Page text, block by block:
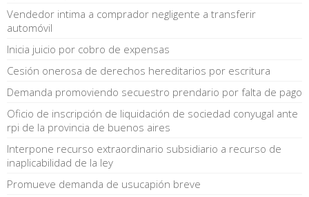
Vendedor intima a comprador negligente a transferir
automóvil
Inicia juicio por cobro de expensas
Cesión onerosa de derechos hereditarios por escritura
Demanda promoviendo secuestro prendario por falta de pago
Oficio de inscripción de liquidación de sociedad conyugal ante
rpi de la provincia de buenos aires
Interpone recurso extraordinario subsidiario a recurso de
inaplicabilidad de la ley
Promueve demanda de usucapión breve